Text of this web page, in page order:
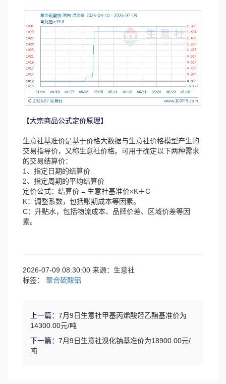
【大宗商品公式定价原理】
生意社基准价是基于价格大数据与生意社价格模型产生的
交易指导价，又称生意社价格。可用于确定以下两种需求
的交易结算价：
1、指定日期的结算价
2、指定周期的平均结算价
定价公式：结算价 = 生意社基准价×K＋C
K：调整系数，包括账期成本等因素。
C：升贴水，包括物流成本、品牌价差、区域价差等因
素。
2026-07-09 08:30:00 来源：生意社
标签： 聚合硫酸铝
上一篇： 7月9日生意社甲基丙烯酸羟乙酯基准价为
14300.00元/吨
下一篇： 7月9日生意社溴化钠基准价为18900.00元/
吨